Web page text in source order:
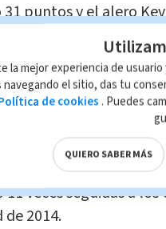
puntos y el alero
los Warriors a vencer
Agregó seis
16 puntos por
anotó 15.
veces seguidas a
2014.
la mejor experiencia de
el sitio, das tu
de cookies . Puedes
QUIERO SABER MÁS